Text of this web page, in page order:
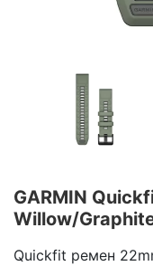
GARMIN
Willow/
Quickfit ремен